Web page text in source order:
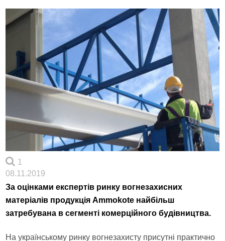
1
08.11.2019
За оцінками експертів ринку вогнезахисних
матеріалів продукція Ammokote найбільш
затребувана в сегменті комерційного будівництва.
На українському ринку вогнезахисту присутні практично